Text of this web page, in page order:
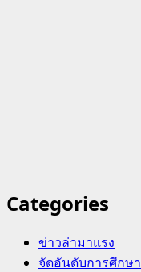
Categories
ข่าวล่ามาแรง
จัดอันดับการศึกษา